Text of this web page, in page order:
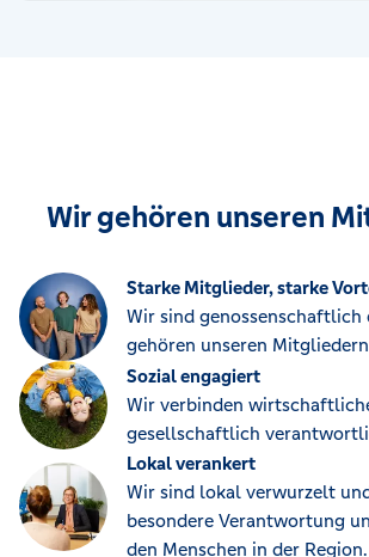
Wir gehören unseren
Starke Mitglieder, starke
Wir sind
gehören unseren
Sozial engagiert
Wir verbinden
gesellschaftlich
Lokal verankert
Wir sind lokal verwurzelt
besondere Verantwortung
den Menschen in der Region.